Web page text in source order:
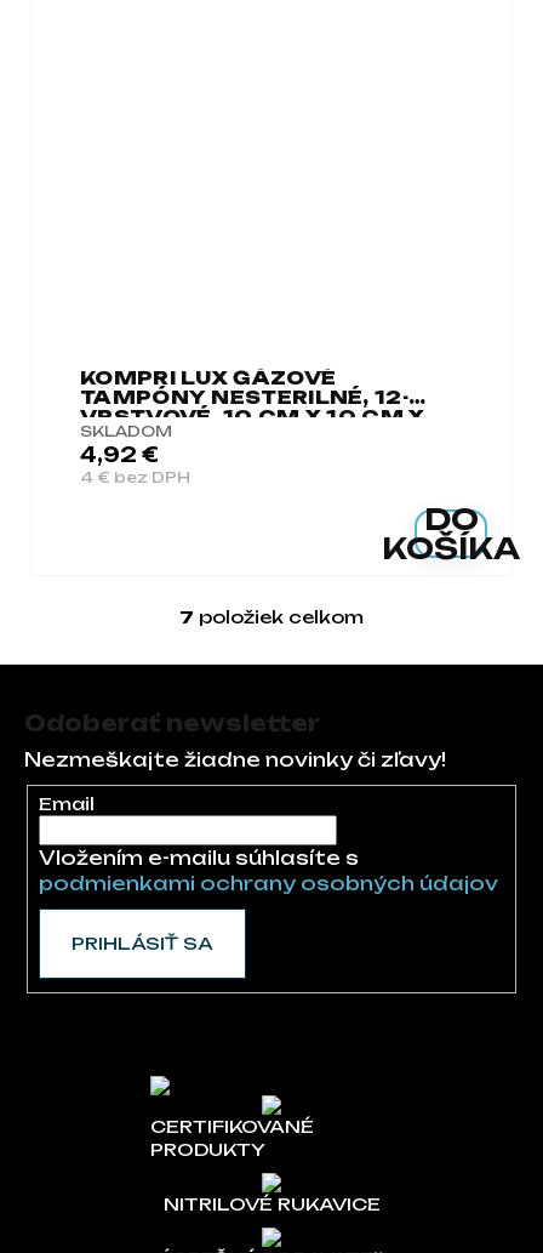
KOMPRI LUX GÁZOVÉ
TAMPÓNY NESTERILNÉ, 12-
VRSTVOVÉ, 10 CM X 10 CM X
100 KS
SKLADOM
4 € bez DPH
4,92 €
DO
KOŠÍKA
Ovládacie prvky
7 položiek celkom
Odoberať newsletter
Nezmeškajte žiadne novinky či zľavy!
Email
Vložením e-mailu súhlasíte s
podmienkami ochrany osobných údajov
PRIHLÁSIŤ SA
CERTIFIKOVANÉ
PRODUKTY
NITRILOVÉ RUKAVICE